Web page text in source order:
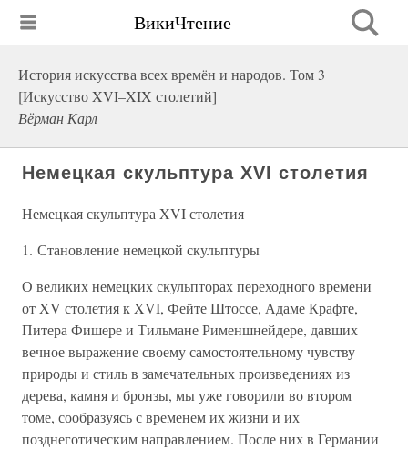
ВикиЧтение
История искусства всех времён и народов. Том 3
[Искусство XVI–XIX столетий]
Вёрман Карл
Немецкая скульптура XVI столетия
Немецкая скульптура XVI столетия
1. Становление немецкой скульптуры
О великих немецких скульпторах переходного времени
от XV столетия к XVI, Фейте Штоссе, Адаме Крафте,
Питера Фишере и Тильмане Рименшнейдере, давших
вечное выражение своему самостоятельному чувству
природы и стиль в замечательных произведениях из
дерева, камня и бронзы, мы уже говорили во втором
томе, сообразуясь с временем их жизни и их
позднеготическим направлением. После них в Германии